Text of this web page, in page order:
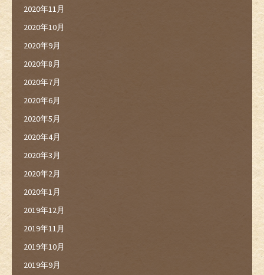
2020年11月
2020年10月
2020年9月
2020年8月
2020年7月
2020年6月
2020年5月
2020年4月
2020年3月
2020年2月
2020年1月
2019年12月
2019年11月
2019年10月
2019年9月